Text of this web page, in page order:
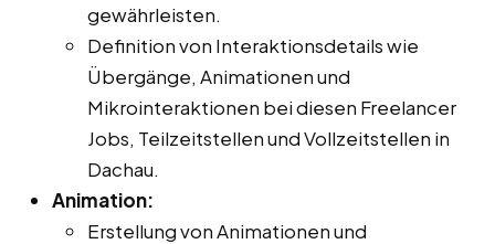
gewährleisten.
Definition von Interaktionsdetails wie
Übergänge, Animationen und
Mikrointeraktionen bei diesen Freelancer
Jobs, Teilzeitstellen und Vollzeitstellen in
Dachau.
Animation:
Erstellung von Animationen und